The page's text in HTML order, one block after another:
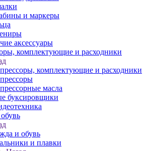
и маркеры
аксессуары
комплектующие и расходники
комплектующие и расходники
масла
буксировщики
и обувь
и плавки